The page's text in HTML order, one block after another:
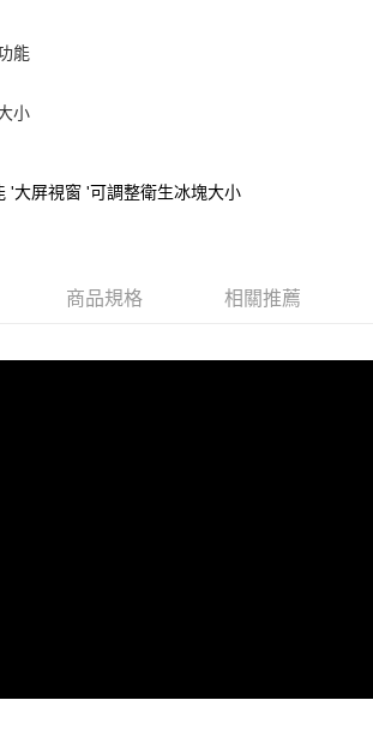
含以上)免運費
能
小
'大屏視窗 '可調整衛生冰塊大小
商品規格 相關推薦